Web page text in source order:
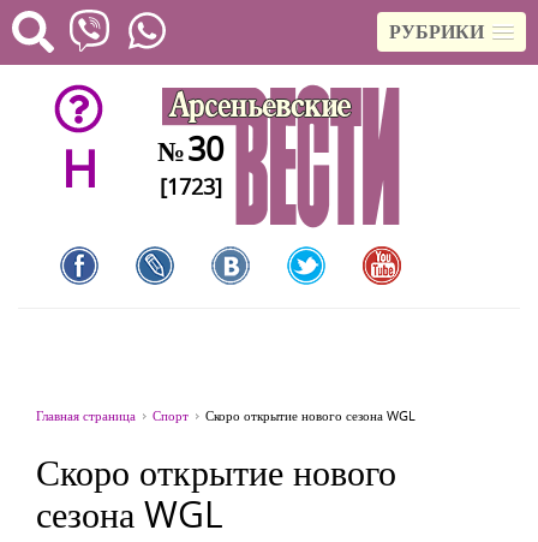
РУБРИКИ
H №30
[1723]
Главная страница Спорт Скоро открытие нового сезона WGL
Скоро открытие нового
сезона WGL